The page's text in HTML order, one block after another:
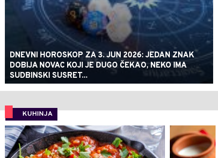
DNEVNI HOROSKOP ZA 3. JUN 2026: JEDAN ZNAK
DOBIJA NOVAC KOJI JE DUGO ČEKAO, NEKO IMA
SUDBINSKI SUSRET...
KUHINJA
0